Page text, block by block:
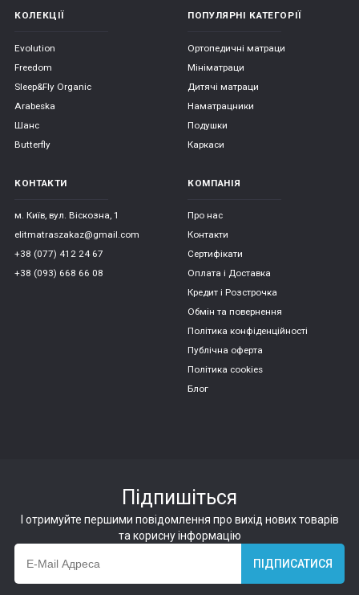
КОЛЕКЦІЇ
Evolution
Freedom
Sleep&Fly Organic
Arabeska
Шанс
Butterfly
ПОПУЛЯРНІ КАТЕГОРІЇ
Ортопедичні матраци
Мініматраци
Дитячі матраци
Наматрацники
Подушки
Каркаси
КОНТАКТИ
м. Київ, вул. Віскозна, 1
elitmatraszakaz@gmail.com
+38 (077) 412 24 67
+38 (093) 668 66 08
КОМПАНІЯ
Про нас
Контакти
Сертифікати
Оплата і Доставка
Кредит і Розстрочка
Обмін та повернення
Політика конфіденційності
Публічна оферта
Політика cookies
Блог
Підпишіться
І отримуйте першими повідомлення про вихід нових товарів
та корисну інформацію
ПІДПИСАТИСЯ